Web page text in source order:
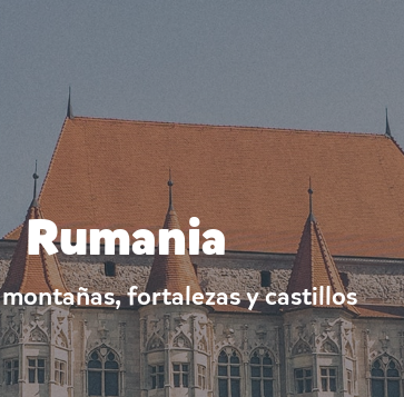
Rumania
fortalezas y castillos